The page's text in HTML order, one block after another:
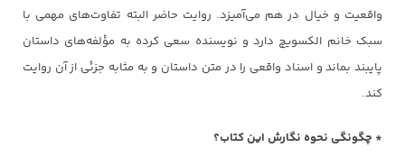
واقعیت و خیال در هم می‌آمیزد. روایت حاضر البته تفاوت‌های مهمی با
سبک خانم الکسویچ دارد و نویسنده سعی کرده به مؤلفه‌های داستان
پایبند بماند و اسناد واقعی را در متن داستان و به مثابه جزئی از آن روایت
کند.
* چگونگی نحوه نگارش این کتاب؟